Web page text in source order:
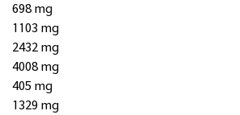
698 mg
1103 mg
2432 mg
4008 mg
405 mg
1329 mg